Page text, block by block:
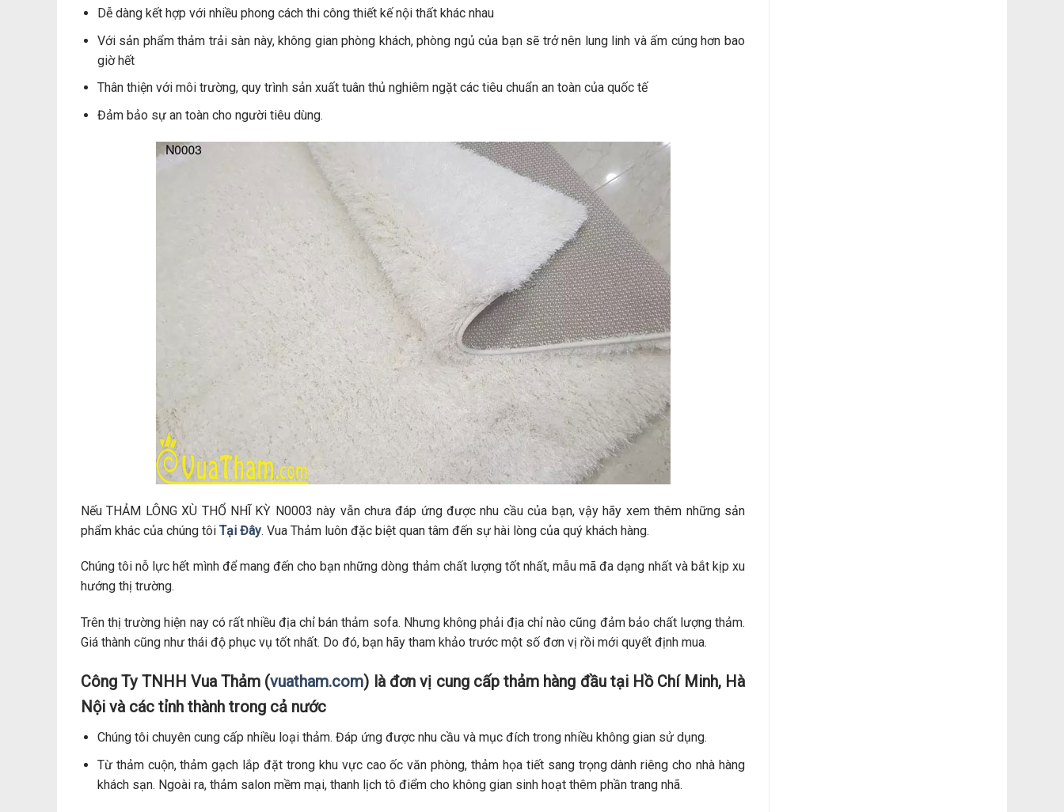
Dễ dàng kết hợp với nhiều phong cách thi công thiết kế nội thất khác nhau
Với sản phẩm thảm trải sàn này, không gian phòng khách, phòng ngủ của bạn sẽ trở nên lung linh và ấm cúng hơn bao
giờ hết
Thân thiện với môi trường, quy trình sản xuất tuân thủ nghiêm ngặt các tiêu chuẩn an toàn của quốc tế
Đảm bảo sự an toàn cho người tiêu dùng.
Nếu THẢM LÔNG XÙ THỔ NHĨ KỲ N0003 này vẫn chưa đáp ứng được nhu cầu của bạn, vậy hãy xem thêm những sản
phẩm khác của chúng tôi Tại Đây. Vua Thảm luôn đặc biệt quan tâm đến sự hài lòng của quý khách hàng.
Chúng tôi nỗ lực hết mình để mang đến cho bạn những dòng thảm chất lượng tốt nhất, mẫu mã đa dạng nhất và bắt kịp xu
hướng thị trường.
Trên thị trường hiện nay có rất nhiều địa chỉ bán thảm sofa. Nhưng không phải địa chỉ nào cũng đảm bảo chất lượng thảm.
Giá thành cũng như thái độ phục vụ tốt nhất. Do đó, bạn hãy tham khảo trước một số đơn vị rồi mới quyết định mua.
Công Ty TNHH Vua Thảm (vuatham.com) là đơn vị cung cấp thảm hàng đầu tại Hồ Chí Minh, Hà
Nội và các tỉnh thành trong cả nước
Chúng tôi chuyên cung cấp nhiều loại thảm. Đáp ứng được nhu cầu và mục đích trong nhiều không gian sử dụng.
Từ thảm cuộn, thảm gạch lắp đặt trong khu vực cao ốc văn phòng, thảm họa tiết sang trọng dành riêng cho nhà hàng
khách sạn. Ngoài ra, thảm salon mềm mại, thanh lịch tô điểm cho không gian sinh hoạt thêm phần trang nhã.